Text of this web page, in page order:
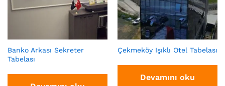
Banko Arkası Sekreter
Tabelası
Çekmeköy Işıklı Otel Tabelası
Devamını oku